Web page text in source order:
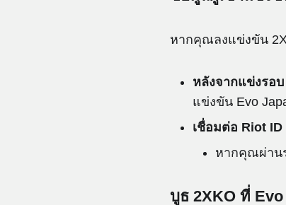
หากคุณลงแข่งขัน
หลังจากแข่งรอ
แข่งขัน Evo
เชื่อมต่อ Riot
หากคุณผ่าน
บูธ 2XKO ที่ Evo